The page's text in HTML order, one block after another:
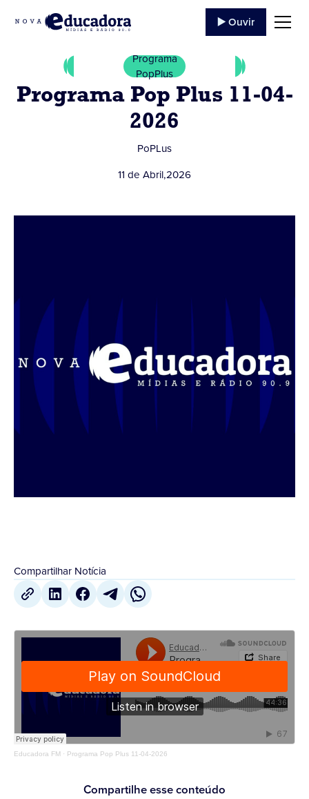
▶️ Ouvir
Programa
PopPlus
Programa Pop Plus 11-04-
2026
PoPLus
11 de Abril,2026
Compartilhar Notícia
Educadora FM · Programa Pop Plus 11-04-2026
Compartilhe esse conteúdo